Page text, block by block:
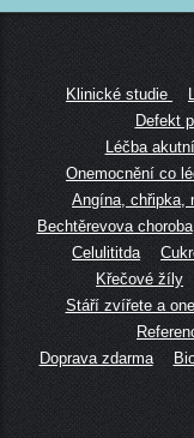
Klinické studie
Defekt
Léčba
Onemocnění co
Angína, chřipka,
Bechtěrevova choroba
Celulititda
Křečové žíly
Stáří zvířete a
Doprava zdarma